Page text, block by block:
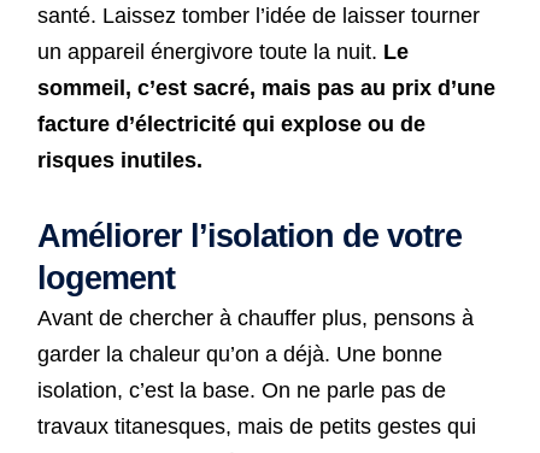
santé. Laissez tomber l’idée de laisser tourner
un appareil énergivore toute la nuit. Le
sommeil, c’est sacré, mais pas au prix d’une
facture d’électricité qui explose ou de
risques inutiles.
Améliorer l’isolation de votre
logement
Avant de chercher à chauffer plus, pensons à
garder la chaleur qu’on a déjà. Une bonne
isolation, c’est la base. On ne parle pas de
travaux titanesques, mais de petits gestes qui